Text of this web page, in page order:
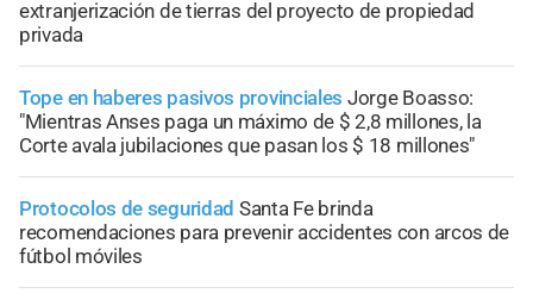
extranjerización de tierras del proyecto de propiedad
privada
Tope en haberes pasivos provinciales Jorge Boasso:
"Mientras Anses paga un máximo de $ 2,8 millones, la
Corte avala jubilaciones que pasan los $ 18 millones"
Protocolos de seguridad Santa Fe brinda
recomendaciones para prevenir accidentes con arcos de
fútbol móviles